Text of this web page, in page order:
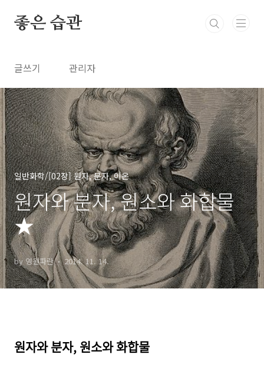
좋은 습관
글쓰기 관리자
일반화학/[02장] 원자, 분자, 이온
원자와 분자, 원소와 화합물
★
by 영원파란 2014. 11. 14.
원자와 분자, 원소와 화합물